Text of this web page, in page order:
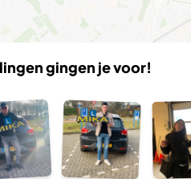
gingen je voor!